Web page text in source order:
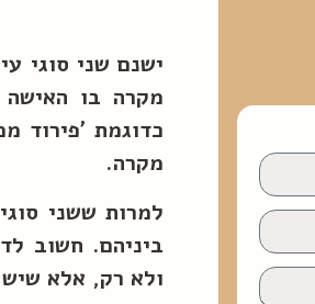
ישנם שני סוגי
מקרה בו האישה
כדוגמת 'פירוד
מקרה.
למרות ששני
ביניהם. חשוב
ולא רק, אלא